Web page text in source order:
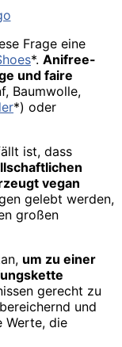
Frage eine
*. Anifree-
und faire
Baumwolle,
*) oder
ist, dass
vegan
gelebt werden,
großen
um zu einer
gerecht zu
und
Werte, die